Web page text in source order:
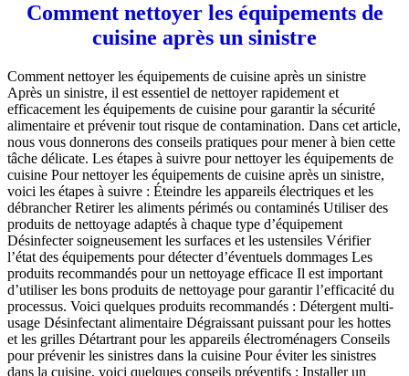
Comment nettoyer les équipements de
cuisine après un sinistre
Comment nettoyer les équipements de cuisine après un sinistre
Après un sinistre, il est essentiel de nettoyer rapidement et
efficacement les équipements de cuisine pour garantir la sécurité
alimentaire et prévenir tout risque de contamination. Dans cet article,
nous vous donnerons des conseils pratiques pour mener à bien cette
tâche délicate. Les étapes à suivre pour nettoyer les équipements de
cuisine Pour nettoyer les équipements de cuisine après un sinistre,
voici les étapes à suivre : Éteindre les appareils électriques et les
débrancher Retirer les aliments périmés ou contaminés Utiliser des
produits de nettoyage adaptés à chaque type d’équipement
Désinfecter soigneusement les surfaces et les ustensiles Vérifier
l’état des équipements pour détecter d’éventuels dommages Les
produits recommandés pour un nettoyage efficace Il est important
d’utiliser les bons produits de nettoyage pour garantir l’efficacité du
processus. Voici quelques produits recommandés : Détergent multi-
usage Désinfectant alimentaire Dégraissant puissant pour les hottes
et les grilles Détartrant pour les appareils électroménagers Conseils
pour prévenir les sinistres dans la cuisine Pour éviter les sinistres
dans la cuisine, voici quelques conseils préventifs : Installer un